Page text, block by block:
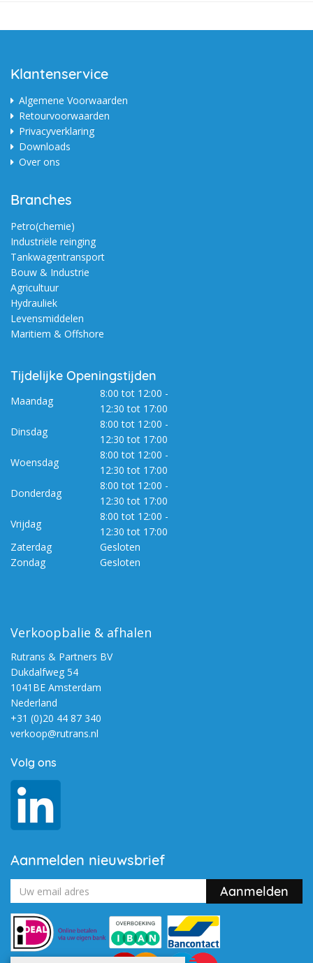
Klantenservice
Algemene Voorwaarden
Retourvoorwaarden
Privacyverklaring
Downloads
Over ons
Branches
Petro(chemie)
Industriële reinging
Tankwagentransport
Bouw & Industrie
Agricultuur
Hydrauliek
Levensmiddelen
Maritiem & Offshore
Tijdelijke Openingstijden
Maandag
8:00 tot 12:00 -
12:30 tot 17:00
Dinsdag
8:00 tot 12:00 -
12:30 tot 17:00
Woensdag
8:00 tot 12:00 -
12:30 tot 17:00
Donderdag
8:00 tot 12:00 -
12:30 tot 17:00
Vrijdag
8:00 tot 12:00 -
12:30 tot 17:00
Zaterdag
Gesloten
Zondag
Gesloten
Verkoopbalie & afhalen
Rutrans & Partners BV
Dukdalfweg 54
1041BE Amsterdam
Nederland
+31 (0)20 44 87 340
verkoop@rutrans.nl
Volg ons
Aanmelden nieuwsbrief